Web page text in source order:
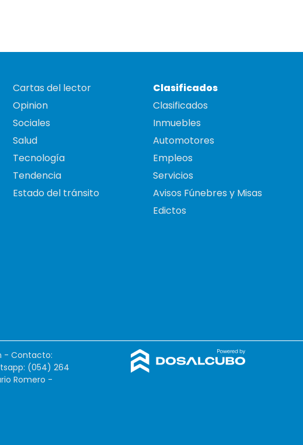
Cartas del lector
Opinion
Sociales
Salud
Tecnología
Tendencia
Estado del tránsito
Clasificados
Clasificados
Inmuebles
Automotores
Empleos
Servicios
Avisos Fúnebres y Misas
Edictos
- Contacto:
(054) 264
Romero -